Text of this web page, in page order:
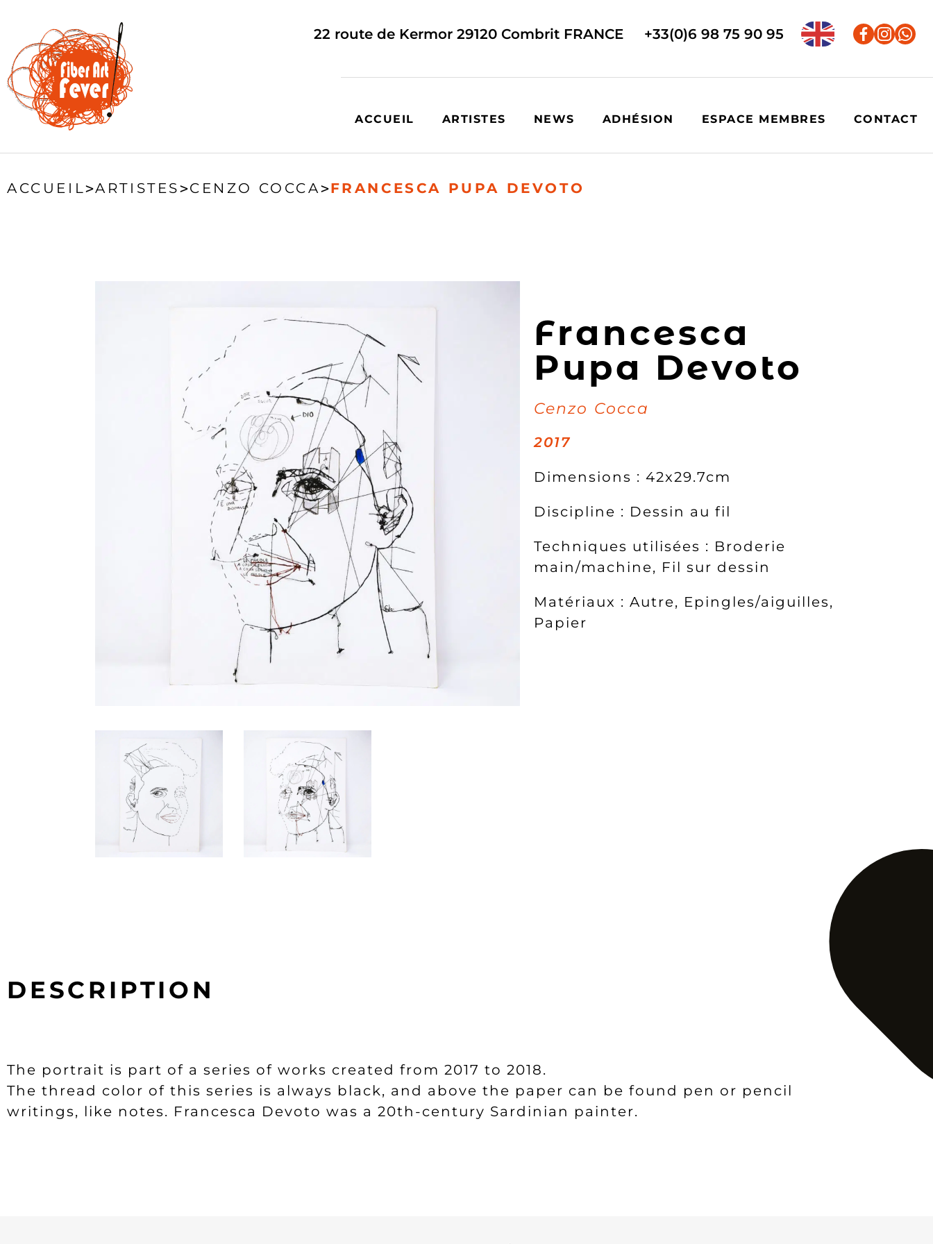
22 route de Kermor 29120 Combrit FRANCE +33(0)6 98 75 90 95
ACCUEIL ARTISTES NEWS ADHÉSION ESPACE MEMBRES CONTACT
ACCUEIL>ARTISTES>CENZO COCCA>FRANCESCA PUPA DEVOTO
Francesca
Pupa Devoto
Cenzo Cocca
2017
Dimensions : 42x29.7cm
Discipline : Dessin au fil
Techniques utilisées : Broderie
main/machine, Fil sur dessin
Matériaux : Autre, Epingles/aiguilles,
Papier
DESCRIPTION
The portrait is part of a series of works created from 2017 to 2018.
The thread color of this series is always black, and above the paper can be found pen or pencil
writings, like notes. Francesca Devoto was a 20th-century Sardinian painter.